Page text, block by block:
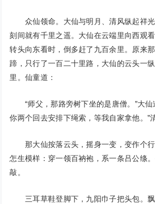
众仙领命。大仙与明月、清风纵起祥光
刻间就有千里之遥。大仙在云端里向西观
转头向东看时，倒多赶了九百余里。原来
蹄，只行了一百二十里路，大仙的云头一
里。仙童道：
“师父，那路旁树下坐的是唐僧。”大仙
你两个回去安排下绳索，等我自家拿他。”
那大仙按落云头，摇身一变，变作个行
怎生模样：穿一领百衲袍，系一条吕公绦
敲。
三耳草鞋登脚下，九阳巾子把头包。飘